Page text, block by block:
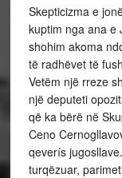
Skepticizma e
kuptim nga ana e
shohim akoma
të radhëvet të
Vetëm një rreze
një deputeti
që ka bërë në
Ceno
qeverís
turqëzuar,